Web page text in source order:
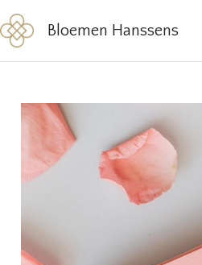
Ga
naar
de
Bloemen Hanssens